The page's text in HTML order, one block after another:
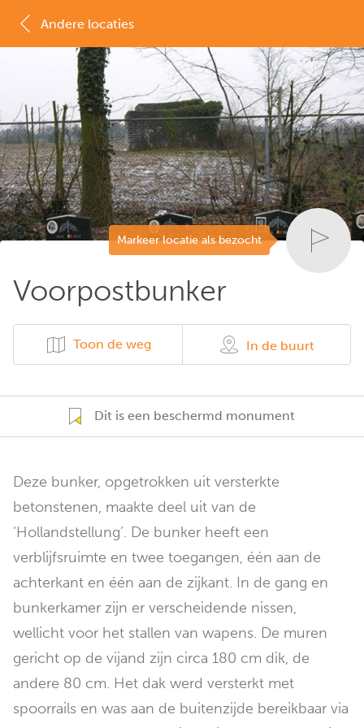
Markeer locatie als bezocht
Voorpostbunker
Toon de weg In de buurt
Dit is een beschermd monument
Deze bunker, opgetrokken uit versterkte
betonstenen, maakte deel uit van de
‘Hollandstellung’. De bunker heeft een
verblijfsruimte en twee toegangen, één aan de
achterkant en één aan de zijkant. In de gang en
bunkerkamer zijn er verscheidende nissen,
wellicht voor het stallen van wapens. De muren
gericht op de vijand zijn circa 180 cm dik, de
andere 80 cm. Het dak werd versterkt met
spoorrails en was aan de buitenzijde bereikbaar via
Andere locaties
MAP LIJST